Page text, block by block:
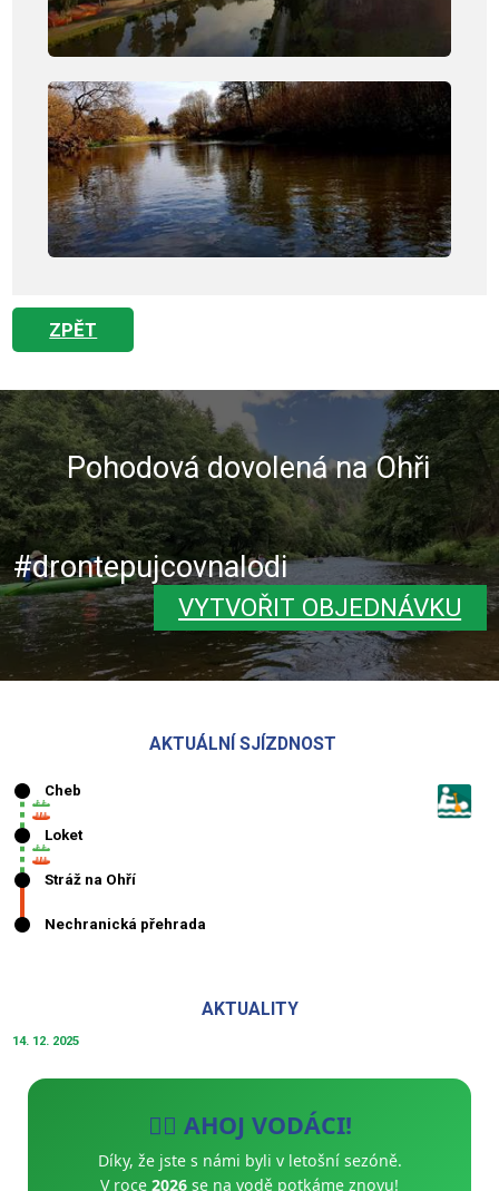
ZPĚT
Pohodová dovolená na Ohři
#drontepujcovnalodi
VYTVOŘIT OBJEDNÁVKU
AKTUÁLNÍ SJÍZDNOST
AKTUALITY
14. 12. 2025
🚣‍♂️ AHOJ VODÁCI!
Díky, že jste s námi byli v letošní sezóně.
V roce 2026 se na vodě potkáme znovu!